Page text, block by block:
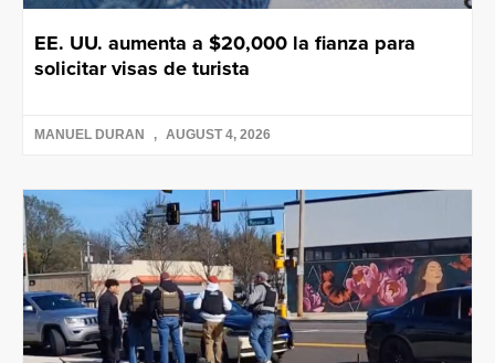
EE. UU. aumenta a $20,000 la fianza para
solicitar visas de turista
MANUEL DURAN AUGUST 4, 2026